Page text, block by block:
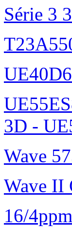
Série 3
3D -
Wave
Wave II
16/